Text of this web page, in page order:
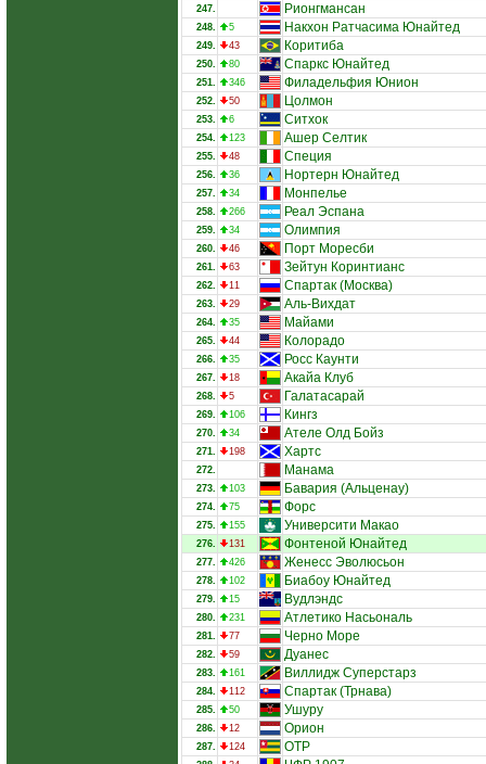
247. Рионгмансан
248. 5 Накхон Ратчасима Юнайтед
249. 43 Коритиба
250. 80 Спаркс Юнайтед
251. 346 Филадельфия Юнион
252. 50 Цолмон
253. 6 Ситхок
254. 123 Ашер Селтик
255. 48 Специя
256. 36 Нортерн Юнайтед
257. 34 Монпелье
258. 266 Реал Эспана
259. 34 Олимпия
260. 46 Порт Моресби
261. 63 Зейтун Коринтианс
262. 11 Спартак (Москва)
263. 29 Аль-Вихдат
264. 35 Майами
265. 44 Колорадо
266. 35 Росс Каунти
267. 18 Акайа Клуб
268. 5 Галатасарай
269. 106 Кингз
270. 34 Ателе Олд Бойз
271. 198 Хартс
272. Манама
273. 103 Бавария (Альценау)
274. 75 Форс
275. 155 Университи Макао
276. 131 Фонтеной Юнайтед
277. 426 Женесс Эволюсьон
278. 102 Биабоу Юнайтед
279. 15 Вудлэндс
280. 231 Атлетико Насьональ
281. 77 Черно Море
282. 59 Дуанес
283. 161 Виллидж Суперстарз
284. 112 Спартак (Трнава)
285. 50 Ушуру
286. 12 Орион
287. 124 ОТР